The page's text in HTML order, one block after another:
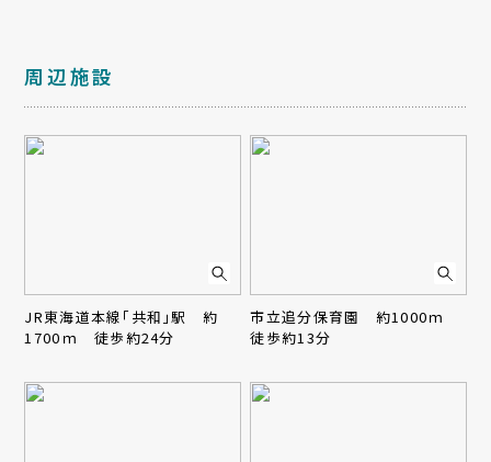
周辺施設
JR東海道本線「共和」駅 約
1700ｍ 徒歩約24分
市立追分保育園 約1000ｍ
徒歩約13分